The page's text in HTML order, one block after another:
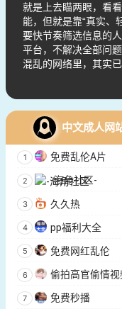
就是上去瞄两眼，看
能，但就是靠“真实、
要快节奏筛选信息的
平台，不解决全部问
混乱的网络里，其实已
中文成人网
免费乱伦A片
-海角社区-
久久热
pp福利大全
免费网红乱伦
偷拍高官偷情视
免费秒播